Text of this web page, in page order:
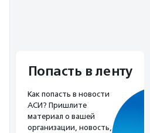
Попасть в ленту
Как попасть в новости
АСИ? Пришлите
материал о вашей
организации, новость,